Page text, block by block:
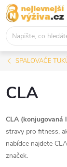
Přejít
na
obsah
SPALOVAČE
CLA
CLA (konjugovaná
stravy pro fitness,
nabídce najdete
značek.